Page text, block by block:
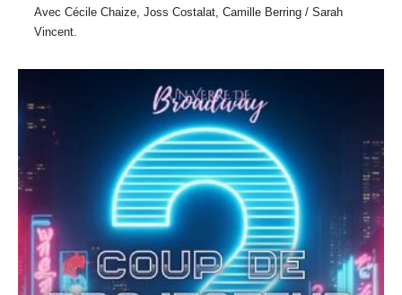
Avec Cécile Chaize, Joss Costalat, Camille Berring / Sarah
Vincent.